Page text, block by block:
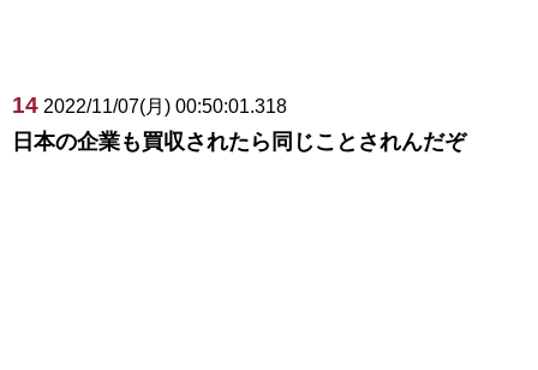
14 2022/11/07(月) 00:50:01.318
日本の企業も買収されたら同じことされんだぞ